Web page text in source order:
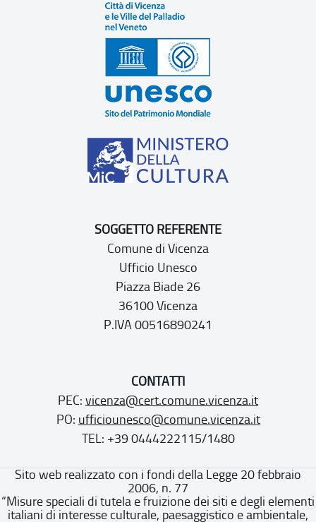
SOGGETTO REFERENTE
Comune di Vicenza
Ufficio Unesco
Piazza Biade 26
36100 Vicenza
P.IVA 00516890241
CONTATTI
PEC: vicenza@cert.comune.vicenza.it
PO: ufficiounesco@comune.vicenza.it
TEL: +39 0444222115/1480
Sito web realizzato con i fondi della Legge 20 febbraio
2006, n. 77
“Misure speciali di tutela e fruizione dei siti e degli elementi
italiani di interesse culturale, paesaggistico e ambientale,